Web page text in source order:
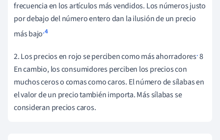
frecuencia en los artículos más vendidos. Los números justo
por debajo del número entero dan la ilusión de un precio
más bajo.4
2. Los precios en rojo se perciben como más ahorradores.8
En cambio, los consumidores perciben los precios con
muchos ceros o comas como caros. El número de sílabas en
el valor de un precio también importa. Más sílabas se
consideran precios caros.